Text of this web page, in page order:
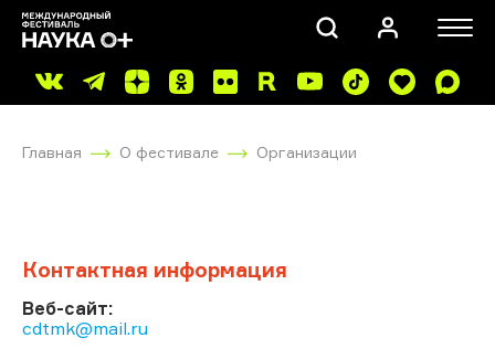
Главная О фестивале Организации
Контактная информация
Веб-сайт:
сdtmk@mail.ru